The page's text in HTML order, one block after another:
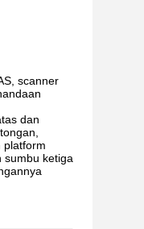
scanner
dan
platform
sumbu ketiga